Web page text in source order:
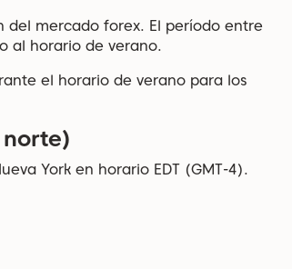
del mercado forex. El período entre
al horario de verano.
el horario de verano para los
York en horario EDT (GMT-4).